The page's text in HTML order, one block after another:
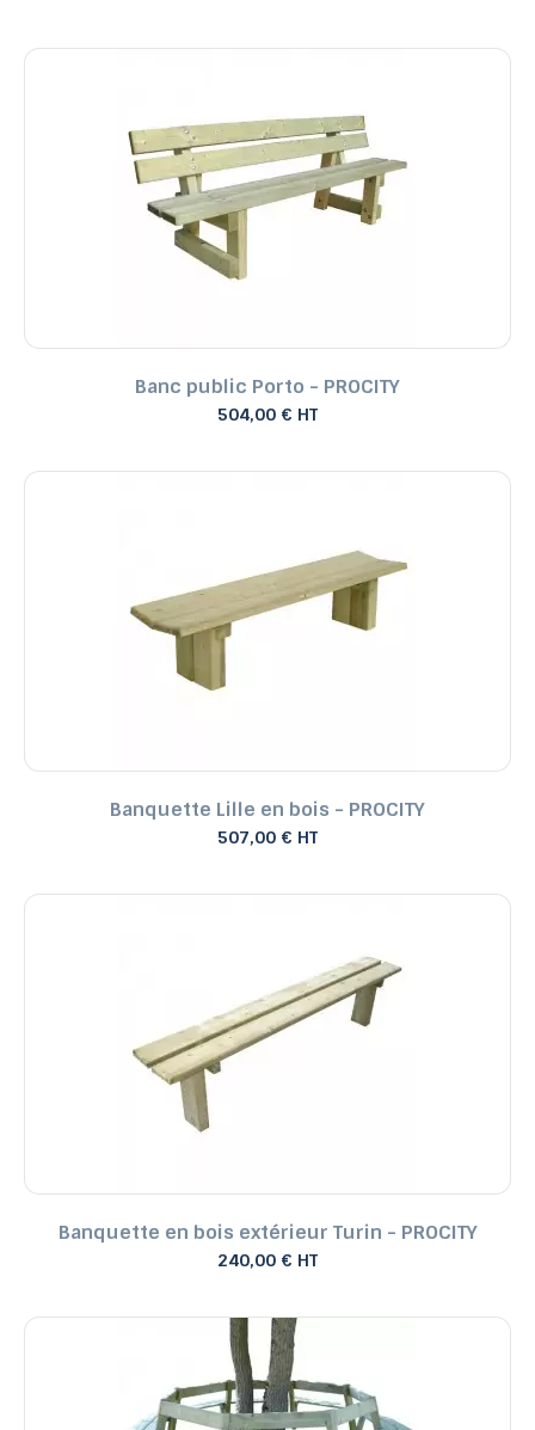
Banc public Porto - PROCITY
504,00 € HT
Banquette Lille en bois - PROCITY
507,00 € HT
Banquette en bois extérieur Turin - PROCITY
240,00 € HT